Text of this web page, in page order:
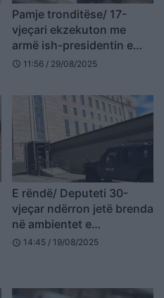
Pamje tronditëse/ 17-
vjeçari ekzekuton me
armë ish-presidentin e
ekipit të futbollit në mes
schedule 11:56 / 29/08/2025
E rëndë/ Deputeti 30-
vjeçar ndërron jetë brenda
në ambientet e
Parlamentit, dyshohet
schedule 14:45 / 19/08/2025